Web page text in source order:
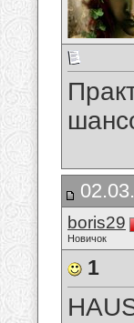
boris29
Новичок
1